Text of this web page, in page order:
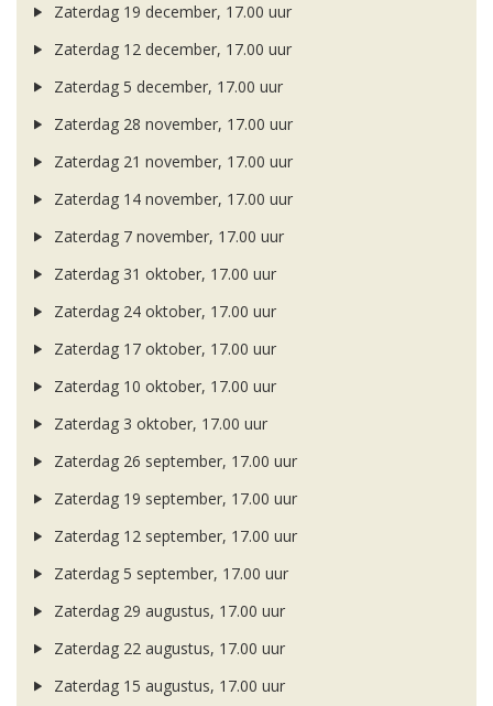
Zaterdag 19 december, 17.00 uur
Zaterdag 12 december, 17.00 uur
Zaterdag 5 december, 17.00 uur
Zaterdag 28 november, 17.00 uur
Zaterdag 21 november, 17.00 uur
Zaterdag 14 november, 17.00 uur
Zaterdag 7 november, 17.00 uur
Zaterdag 31 oktober, 17.00 uur
Zaterdag 24 oktober, 17.00 uur
Zaterdag 17 oktober, 17.00 uur
Zaterdag 10 oktober, 17.00 uur
Zaterdag 3 oktober, 17.00 uur
Zaterdag 26 september, 17.00 uur
Zaterdag 19 september, 17.00 uur
Zaterdag 12 september, 17.00 uur
Zaterdag 5 september, 17.00 uur
Zaterdag 29 augustus, 17.00 uur
Zaterdag 22 augustus, 17.00 uur
Zaterdag 15 augustus, 17.00 uur